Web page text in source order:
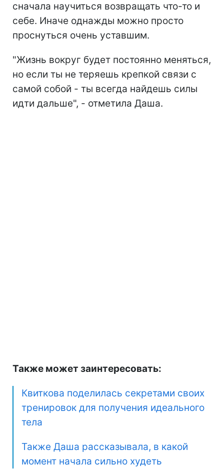
сначала научиться возвращать что-то и
себе. Иначе однажды можно просто
проснуться очень уставшим.
"Жизнь вокруг будет постоянно меняться,
но если ты не теряешь крепкой связи с
самой собой - ты всегда найдешь силы
идти дальше", - отметила Даша.
Также может заинтересовать:
Квиткова поделилась секретами своих
тренировок для получения идеального
тела
Также Даша рассказывала, в какой
момент начала сильно худеть